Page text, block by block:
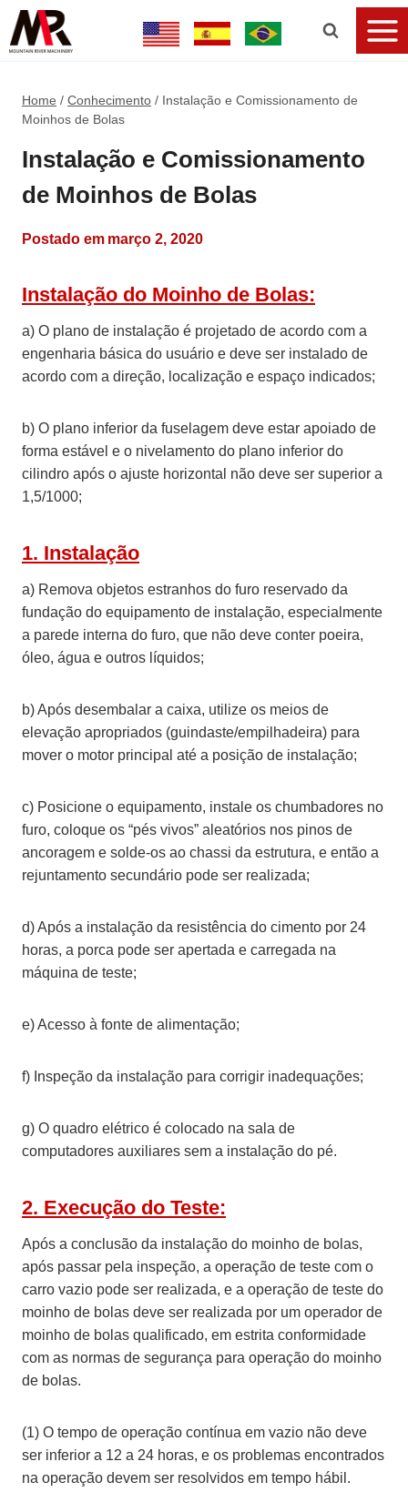
Home / Conhecimento / Instalação e Comissionamento de
Moinhos de Bolas
Instalação e Comissionamento
de Moinhos de Bolas
Postado em março 2, 2020
Instalação do Moinho de Bolas:
a) O plano de instalação é projetado de acordo com a
engenharia básica do usuário e deve ser instalado de
acordo com a direção, localização e espaço indicados;
b) O plano inferior da fuselagem deve estar apoiado de
forma estável e o nivelamento do plano inferior do
cilindro após o ajuste horizontal não deve ser superior a
1,5/1000;
1. Instalação
a) Remova objetos estranhos do furo reservado da
fundação do equipamento de instalação, especialmente
a parede interna do furo, que não deve conter poeira,
óleo, água e outros líquidos;
b) Após desembalar a caixa, utilize os meios de
elevação apropriados (guindaste/empilhadeira) para
mover o motor principal até a posição de instalação;
c) Posicione o equipamento, instale os chumbadores no
furo, coloque os “pés vivos” aleatórios nos pinos de
ancoragem e solde-os ao chassi da estrutura, e então a
rejuntamento secundário pode ser realizada;
d) Após a instalação da resistência do cimento por 24
horas, a porca pode ser apertada e carregada na
máquina de teste;
e) Acesso à fonte de alimentação;
f) Inspeção da instalação para corrigir inadequações;
g) O quadro elétrico é colocado na sala de
computadores auxiliares sem a instalação do pé.
2. Execução do Teste:
Após a conclusão da instalação do moinho de bolas,
após passar pela inspeção, a operação de teste com o
carro vazio pode ser realizada, e a operação de teste do
moinho de bolas deve ser realizada por um operador de
moinho de bolas qualificado, em estrita conformidade
com as normas de segurança para operação do moinho
de bolas.
(1) O tempo de operação contínua em vazio não deve
ser inferior a 12 a 24 horas, e os problemas encontrados
na operação devem ser resolvidos em tempo hábil.